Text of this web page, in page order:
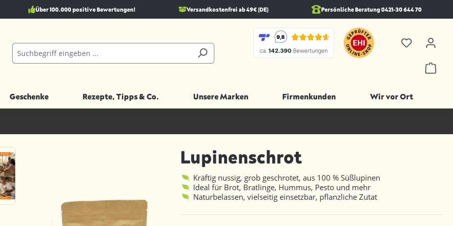
Über 100.000 positive Bewertungen! Versandkostenfrei ab 49€ (DE) Persönliche Beratung 0421-30 644 70
Geschenke Rezepte, Tipps & Co. Unsere Marken Firmenkunden Wir vor Ort
Lupinenschrot
Kräftig nussig, grob geschrotet, aus 100 % Süßlupinen
Ideal für Brot, Bratlinge, Hummus, Pesto und mehr
Naturbelassen, vielseitig einsetzbar, pflanzliche Zutat